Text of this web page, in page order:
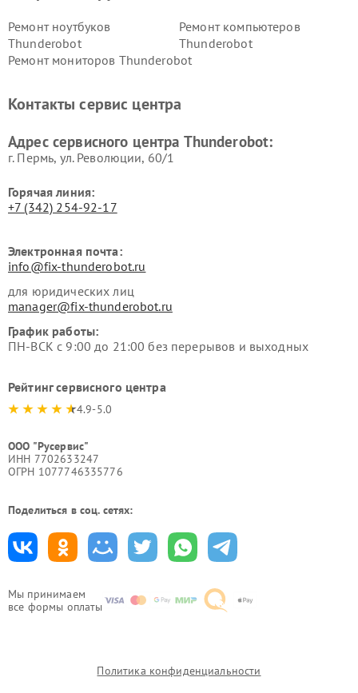
Мы принимаем
все формы оплаты
Ремонт ноутбуков
Thunderobot
Ремонт компьютеров
Thunderobot
Ремонт мониторов Thunderobot
Контакты сервис центра
Адрес сервисного центра Thunderobot:
г. Пермь, ул. ​Революции, 60/1
Горячая линия:
+7 (342) 254-92-17
Электронная почта:
info@fix-thunderobot.ru
для юридических лиц
manager@fix-thunderobot.ru
График работы:
ПН-ВСК с 9:00 до 21:00 без перерывов и выходных
Рейтинг сервисного центра
4.9-5.0
ООО "Русервис"
ИНН 7702633247
ОГРН 1077746335776
Поделиться в соц. сетях:
Политика конфиденциальности